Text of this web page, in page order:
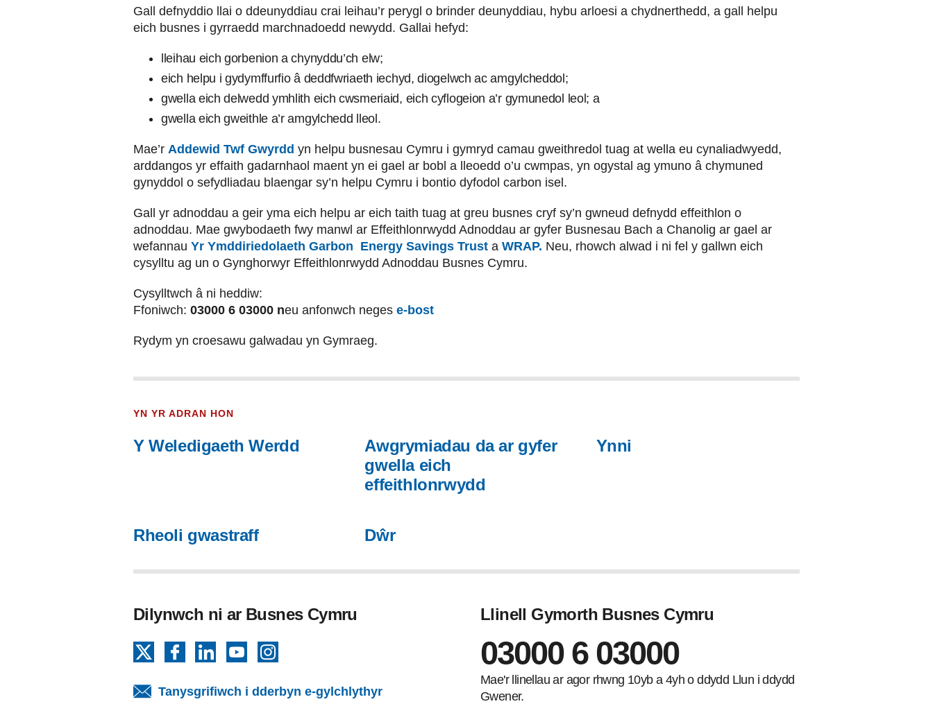
Gall defnyddio llai o ddeunyddiau crai leihau’r perygl o brinder deunyddiau, hybu arloesi a chydnerthedd, a gall helpu
eich busnes i gyrraedd marchnadoedd newydd. Gallai hefyd:
lleihau eich gorbenion a chynyddu’ch elw;
eich helpu i gydymffurfio â deddfwriaeth iechyd, diogelwch ac amgylcheddol;
gwella eich delwedd ymhlith eich cwsmeriaid, eich cyflogeion a’r gymunedol leol; a
gwella eich gweithle a’r amgylchedd lleol.
Mae’r Addewid Twf Gwyrdd yn helpu busnesau Cymru i gymryd camau gweithredol tuag at wella eu cynaliadwyedd,
arddangos yr effaith gadarnhaol maent yn ei gael ar bobl a lleoedd o’u cwmpas, yn ogystal ag ymuno â chymuned
gynyddol o sefydliadau blaengar sy’n helpu Cymru i bontio dyfodol carbon isel.
Gall yr adnoddau a geir yma eich helpu ar eich taith tuag at greu busnes cryf sy’n gwneud defnydd effeithlon o
adnoddau. Mae gwybodaeth fwy manwl ar Effeithlonrwydd Adnoddau ar gyfer Busnesau Bach a Chanolig ar gael ar
wefannau Yr Ymddiriedolaeth Garbon Energy Savings Trust a WRAP. Neu, rhowch alwad i ni fel y gallwn eich
cysylltu ag un o Gynghorwyr Effeithlonrwydd Adnoddau Busnes Cymru.
Cysylltwch â ni heddiw:
Ffoniwch: 03000 6 03000 neu anfonwch neges e-bost
Rydym yn croesawu galwadau yn Gymraeg.
YN YR ADRAN HON
Y Weledigaeth Werdd
Awgrymiadau da ar gyfer
gwella eich
effeithlonrwydd
Ynni
Rheoli gwastraff Dŵr
Dilynwch ni ar Busnes Cymru
FacebookLinkedInYouTube
Tanysgrifiwch i dderbyn e-gylchlythyr
Llinell Gymorth Busnes Cymru
03000 6 03000
Mae'r llinellau ar agor rhwng 10yb a 4yh o ddydd Llun i ddydd
Gwener.